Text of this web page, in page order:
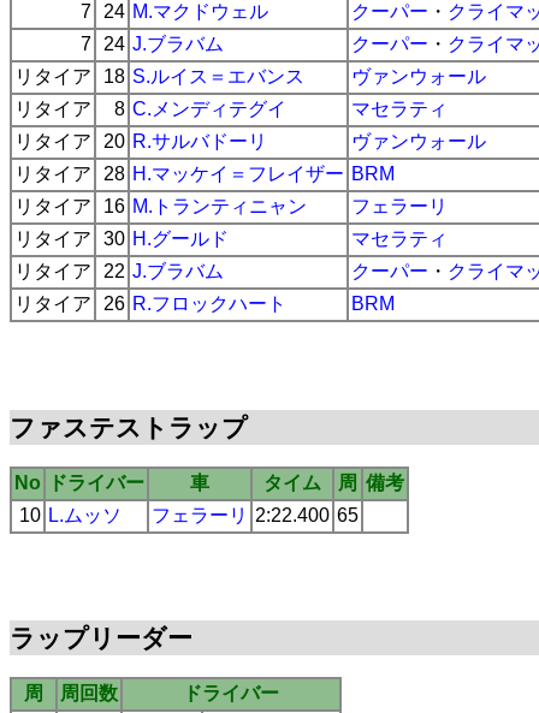
7
24 M.マクドウェル クーパー ・ クライマ
7
24 J.ブラバム クーパー ・ クライマ
リタイア
18 S.ルイス＝エバンス
ヴァンウォール
リタイア
8 C.メンディテグイ
マセラティ
リタイア
20 R.サルバドーリ
ヴァンウォール
リタイア
28 H.マッケイ＝フレイザー BRM
リタイア
16 M.トランティニャン
フェラーリ
リタイア
30 H.グールド
マセラティ
リタイア
22 J.ブラバム クーパー ・ クライマ
リタイア
26 R.フロックハート BRM
ファステストラップ
No ドライバー 車 タイム 周 備考
10 L.ムッソ フェラーリ 2:22.400 65
ラップリーダー
周 周回数
ドライバー